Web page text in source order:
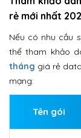
rẻ mới nhất
Nếu có nhu cầu
thể tham khảo
tháng giá rẻ
mạng:
Tên gói